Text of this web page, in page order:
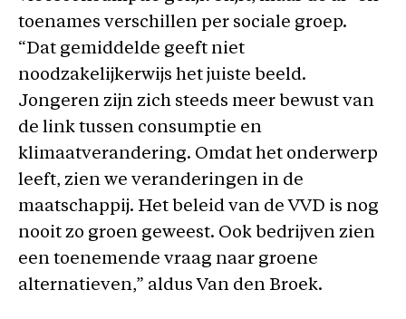
toenames verschillen per sociale groep.
“Dat gemiddelde geeft niet
noodzakelijkerwijs het juiste beeld.
Jongeren zijn zich steeds meer bewust van
de link tussen consumptie en
klimaatverandering. Omdat het onderwerp
leeft, zien we veranderingen in de
maatschappij. Het beleid van de VVD is nog
nooit zo groen geweest. Ook bedrijven zien
een toenemende vraag naar groene
alternatieven,” aldus Van den Broek.